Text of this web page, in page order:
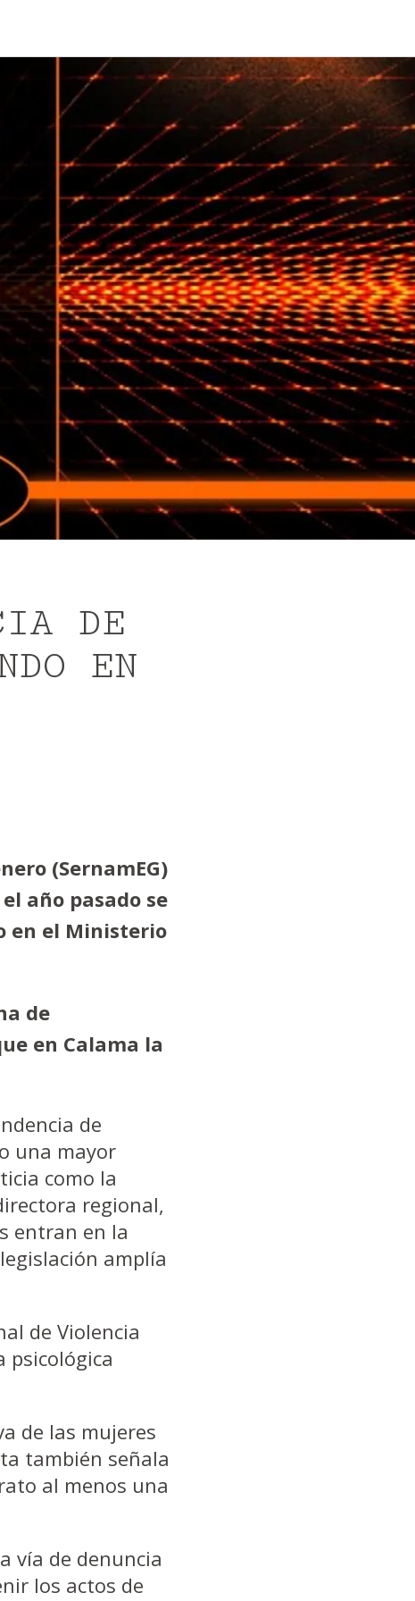
DE
EN
(SernamEG)
año pasado se
en el Ministerio
de
en Calama la
de
una mayor
como la
regional,
entran en la
amplía
de Violencia
psicológica
de las mujeres
también señala
al menos una
de denuncia
los actos de